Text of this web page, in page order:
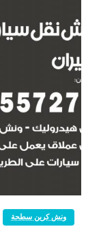
ونش كرين سطحة